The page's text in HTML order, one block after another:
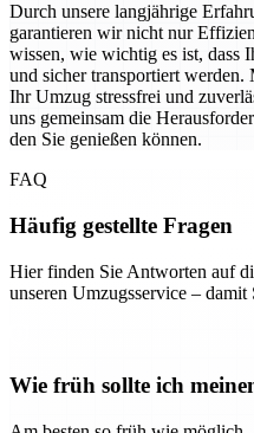
Durch unsere langjährige
garantieren wir nicht nur
wissen, wie wichtig es ist, dass
und sicher transportiert werden.
Ihr Umzug stressfrei und
uns gemeinsam die
den Sie genießen können.
FAQ
Häufig gestellte Fragen
Hier finden Sie Antworten auf
unseren Umzugsservice – damit
Wie früh sollte ich